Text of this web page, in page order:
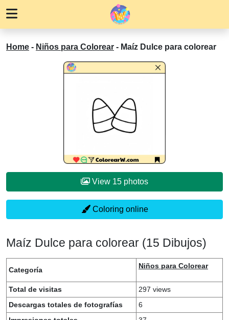
Home - Niños para Colorear - Maíz Dulce para colorear
View 15 photos
Coloring online
Maíz Dulce para colorear (15 Dibujos)
Categoría Niños para Colorear
Total de visitas
297 views
Descargas totales de fotografías
6